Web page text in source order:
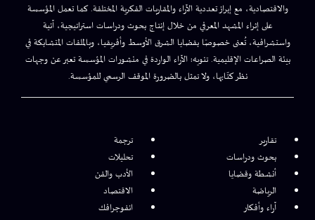
والاقتصادية، مع إبراز تعددية الآراء والمقاربات الفكرية المختلفة. كما تعمل المؤسسة
على إثراء المشهد المعرفي من خلال إنتاج بحوث ودراسات استراتيجية، آنية
واستشرافية، تُعنى خصوصًا بقضايا الشرق الأوسط وأفريقيا، وبالملفات المتشابكة في
بيئة الصراعات الإقليمية. تنويه: الآراء الواردة في منشورات المؤسسة تعبر عن وجهات
نظر كتّابها، ولا تمثل بالضرورة الموقف الرسمي للمؤسسة.
تقارير
ترجمة
بحوث ودراسات
تحليلات
أنشطة وقضايا
الأدب والفن
الرياضة
الاقتصاد
آراء وأفكار
انفوجرافك